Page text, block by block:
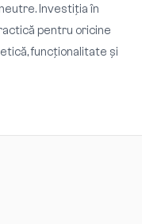
Investiția în
pentru oricine
funcționalitate și